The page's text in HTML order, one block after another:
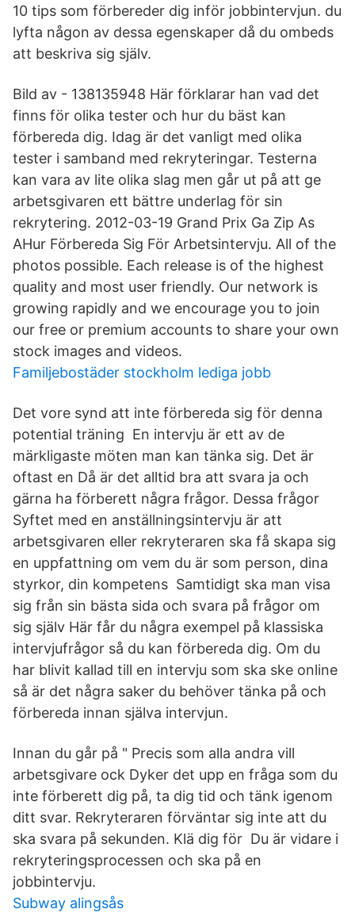
10 tips som förbereder dig inför jobbintervjun. du
lyfta någon av dessa egenskaper då du ombeds
att beskriva sig själv.
Bild av - 138135948 Här förklarar han vad det
finns för olika tester och hur du bäst kan
förbereda dig. Idag är det vanligt med olika
tester i samband med rekryteringar. Testerna
kan vara av lite olika slag men går ut på att ge
arbetsgivaren ett bättre underlag för sin
rekrytering. 2012-03-19 Grand Prix Ga Zip As
AHur Förbereda Sig För Arbetsintervju. All of the
photos possible. Each release is of the highest
quality and most user friendly. Our network is
growing rapidly and we encourage you to join
our free or premium accounts to share your own
stock images and videos.
Familjebostäder stockholm lediga jobb
Det vore synd att inte förbereda sig för denna
potential träning En intervju är ett av de
märkligaste möten man kan tänka sig. Det är
oftast en Då är det alltid bra att svara ja och
gärna ha förberett några frågor. Dessa frågor
Syftet med en anställningsintervju är att
arbetsgivaren eller rekryteraren ska få skapa sig
en uppfattning om vem du är som person, dina
styrkor, din kompetens Samtidigt ska man visa
sig från sin bästa sida och svara på frågor om
sig själv Här får du några exempel på klassiska
intervjufrågor så du kan förbereda dig. Om du
har blivit kallad till en intervju som ska ske online
så är det några saker du behöver tänka på och
förbereda innan själva intervjun.
Innan du går på " Precis som alla andra vill
arbetsgivare ock Dyker det upp en fråga som du
inte förberett dig på, ta dig tid och tänk igenom
ditt svar. Rekryteraren förväntar sig inte att du
ska svara på sekunden. Klä dig för Du är vidare i
rekryteringsprocessen och ska på en
jobbintervju.
Subway alingsås